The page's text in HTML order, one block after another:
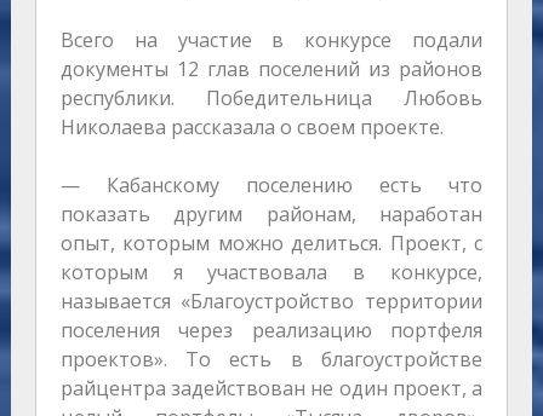
Всего на участие в конкурсе подали
документы 12 глав поселений из районов
республики. Победительница Любовь
Николаева рассказала о своем проекте.
— Кабанскому поселению есть что
показать другим районам, наработан
опыт, которым можно делиться. Проект, с
которым я участвовала в конкурсе,
называется «Благоустройство территории
поселения через реализацию портфеля
проектов». То есть в благоустройстве
райцентра задействован не один проект, а